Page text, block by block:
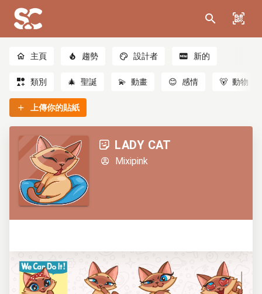
主頁 趨勢 設計者 新的
類別 🎄 聖誕 💫 動畫 😊 感情 🐻 動物
上傳你的貼紙
LADY CAT
Mixipink